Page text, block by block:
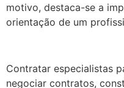
motivo, destaca-se a
orientação de um
Contratar especialistas
negociar contratos,